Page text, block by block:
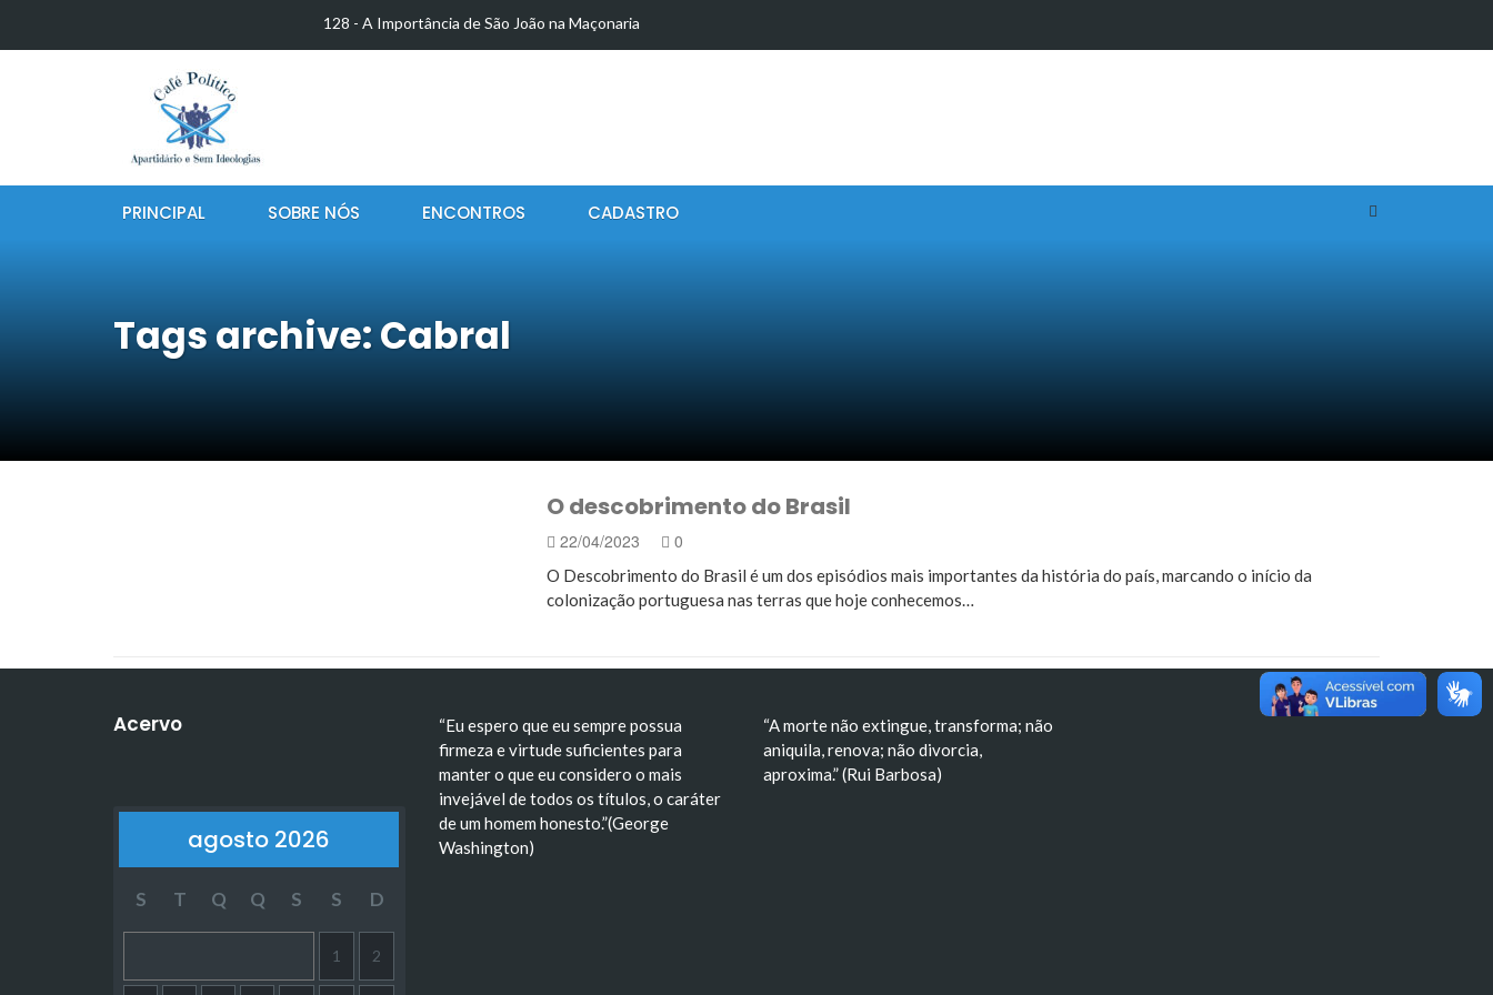
128 - A Importância de São João na Maçonaria
A Abolição da Escravatura no Brasil e a Realidade Social no Dia…
para a…
A Escala de Trabalho 6x1 no Brasil: Análise Crítica, Impactos e Consequências…
PRINCIPAL SOBRE NÓS ENCONTROS CADASTRO
Tags archive: Cabral
O descobrimento do Brasil
22/04/2023 0
O Descobrimento do Brasil é um dos episódios mais importantes da história do país, marcando o início da
colonização portuguesa nas terras que hoje conhecemos…
Acervo
agosto 2026
S T Q Q S S D
1 2
“Eu espero que eu sempre possua
firmeza e virtude suficientes para
manter o que eu considero o mais
invejável de todos os títulos, o caráter
de um homem honesto.”(George
Washington)
“A morte não extingue, transforma; não
aniquila, renova; não divorcia,
aproxima.” (Rui Barbosa)